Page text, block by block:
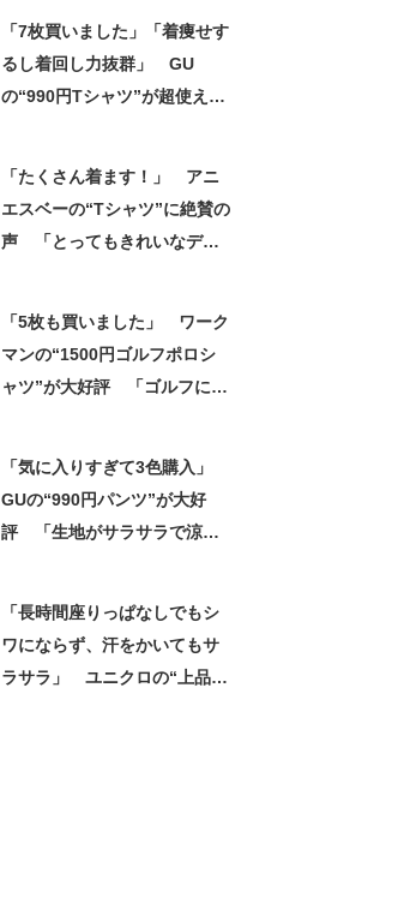
「7枚買いました」「着痩せす
るし着回し力抜群」 GU
の“990円Tシャツ”が超使え
「たくさん着ます！」 アニ
エスベーの“Tシャツ”に絶賛の
声 「とってもきれいなデザ
「5枚も買いました」 ワーク
マンの“1500円ゴルフポロシ
ャツ”が大好評 「ゴルフにも
「気に入りすぎて3色購入」
GUの“990円パンツ”が大好
評 「生地がサラサラで涼し
「長時間座りっぱなしでもシ
ワにならず、汗をかいてもサ
ラサラ」 ユニクロの“上品ワ